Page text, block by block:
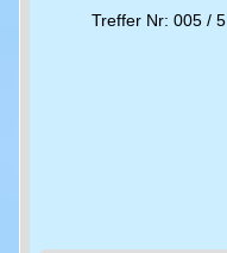
Treffer Nr: 005 / 5